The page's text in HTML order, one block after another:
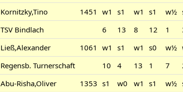
Kornitzky,Tino 1451 w1 s1 w1 s1 w½
TSV Bindlach
6 13 8 12 1
Ließ,Alexander 1061 w1 s1 w1 s0 w½
Regensb. Turnerschaft
10 4 13 1 7
Abu-Risha,Oliver 1353 s1 w0 w1 s1 w½